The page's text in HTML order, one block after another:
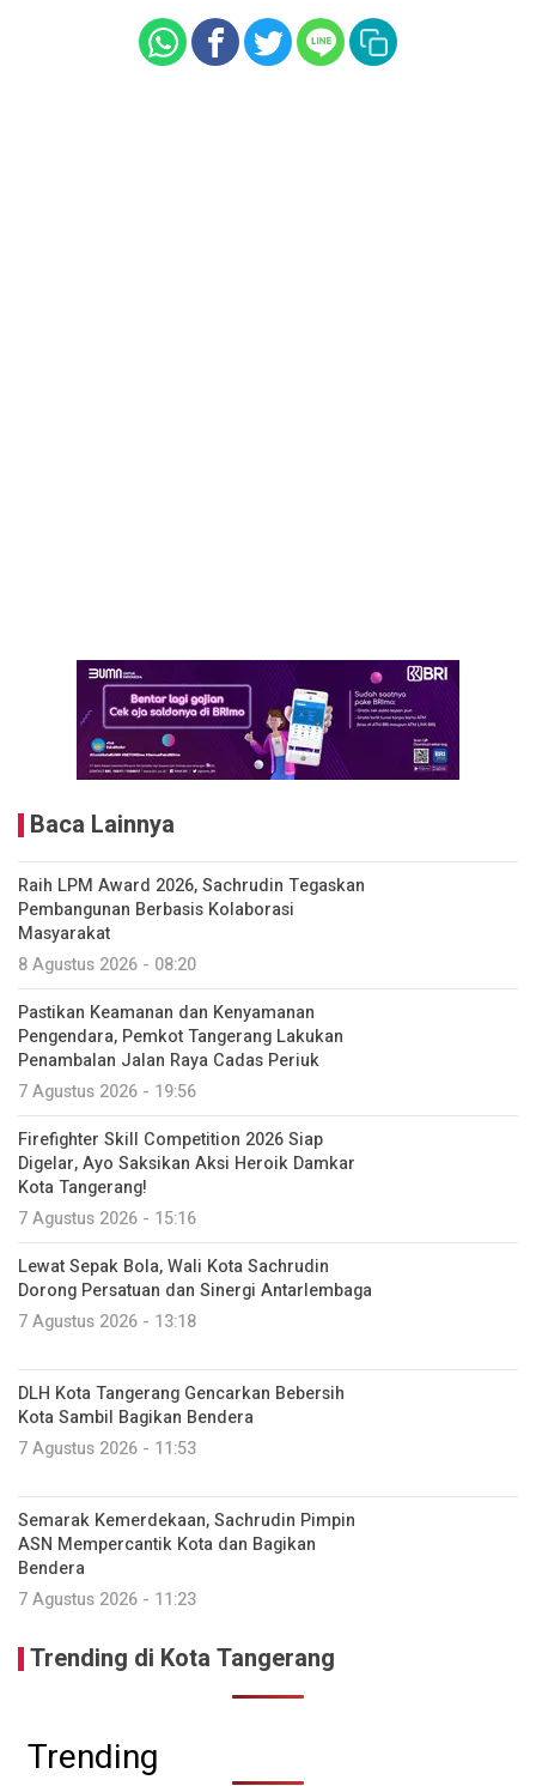
Baca Lainnya
Raih LPM Award 2026, Sachrudin Tegaskan
Pembangunan Berbasis Kolaborasi
Masyarakat
8 Agustus 2026 - 08:20
Pastikan Keamanan dan Kenyamanan
Pengendara, Pemkot Tangerang Lakukan
Penambalan Jalan Raya Cadas Periuk
7 Agustus 2026 - 19:56
Firefighter Skill Competition 2026 Siap
Digelar, Ayo Saksikan Aksi Heroik Damkar
Kota Tangerang!
7 Agustus 2026 - 15:16
Lewat Sepak Bola, Wali Kota Sachrudin
Dorong Persatuan dan Sinergi Antarlembaga
7 Agustus 2026 - 13:18
DLH Kota Tangerang Gencarkan Bebersih
Kota Sambil Bagikan Bendera
7 Agustus 2026 - 11:53
Semarak Kemerdekaan, Sachrudin Pimpin
ASN Mempercantik Kota dan Bagikan
Bendera
7 Agustus 2026 - 11:23
Trending di Kota Tangerang
Trending